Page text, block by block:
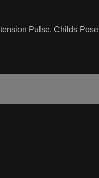
Pulse, Childs Pose